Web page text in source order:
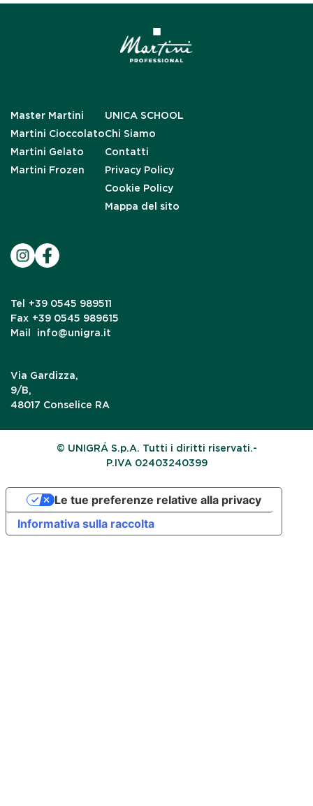
Master Martini
Martini Cioccolato
Martini Gelato
Martini Frozen
UNICA SCHOOL
Chi Siamo
Contatti
Privacy Policy
Cookie Policy
Mappa del sito
Tel
+39 0545 989511
Fax +39 0545 989615
Mail
info@unigra.it
Via Gardizza,
9/B,
48017 Conselice RA
© UNIGRÁ S.p.A. Tutti i diritti riservati.-
P.IVA 02403240399
Informativa sulla raccolta
Le tue preferenze relative alla privacy